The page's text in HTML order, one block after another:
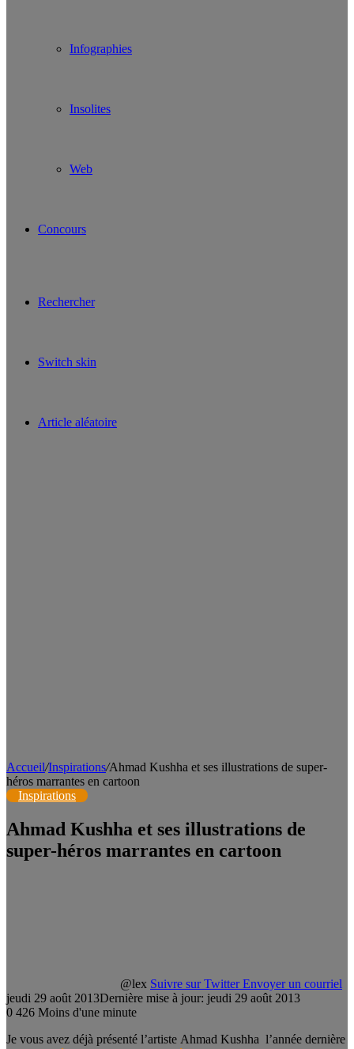
Infographies
Insolites
Web
Concours
Rechercher
Switch skin
Article aléatoire
Accueil/Inspirations/Ahmad Kushha et ses illustrations de super-
héros marrantes en cartoon
Inspirations
Ahmad Kushha et ses illustrations de
super-héros marrantes en cartoon
@lex Suivre sur Twitter Envoyer un courriel
jeudi 29 août 2013Dernière mise à jour: jeudi 29 août 2013
0 426 Moins d'une minute
Je vous avez déjà présenté l’artiste Ahmad Kushha l’année dernière